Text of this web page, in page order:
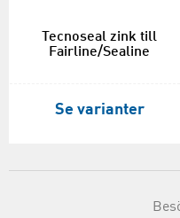
Tecnoseal zink till
Fairline/Sealine
Se varianter